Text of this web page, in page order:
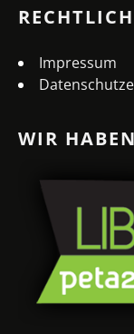
Impressum
WIR